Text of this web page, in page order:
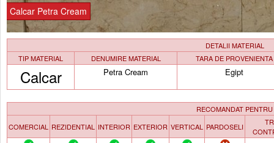
Calcar Petra Cream
DETALII MATERIAL
TIP MATERIAL
DENUMIRE MATERIAL TARA DE PROVENIENTA
Calcar Petra Cream Egipt
RECOMANDAT PENTRU
COMERCIAL
REZIDENTIAL INTERIOR EXTERIOR VERTICAL PARDOSELI